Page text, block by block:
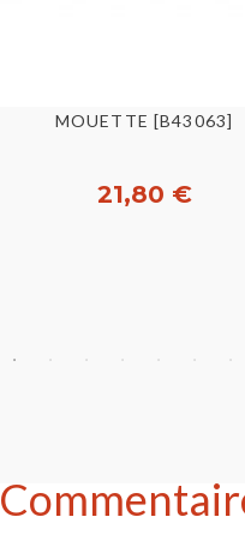
MOUETTE [B43063]
21,80 €